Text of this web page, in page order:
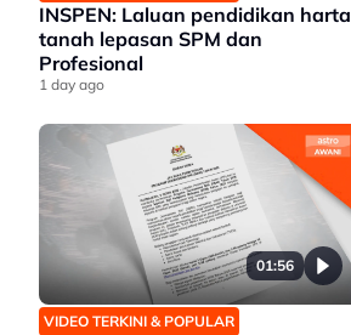
INSPEN: Laluan pendidikan harta
tanah lepasan SPM dan
Profesional
1 day ago
01:56
VIDEO TERKINI & POPULAR